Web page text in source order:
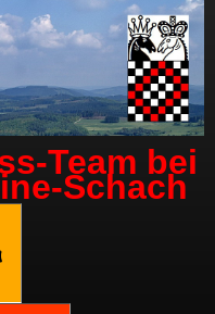
Team bei
Schach